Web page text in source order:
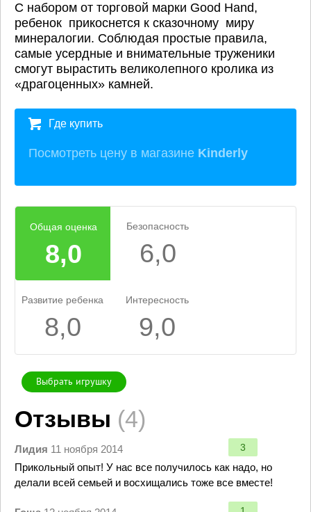
С набором от торговой марки Good Hand,
ребенок прикоснется к сказочному миру
минералогии. Соблюдая простые правила,
самые усердные и внимательные труженики
смогут вырастить великолепного кролика из
«драгоценных» камней.
Где купить
Посмотреть цену в магазине Kinderly
Общая оценка
8,0
Безопасность
6,0
Развитие ребенка
8,0
Интересность
9,0
Выбрать игрушку
Отзывы (4)
Лидия 11 ноября 2014 3
Прикольный опыт! У нас все получилось как надо, но
делали всей семьей и восхищались тоже все вместе!